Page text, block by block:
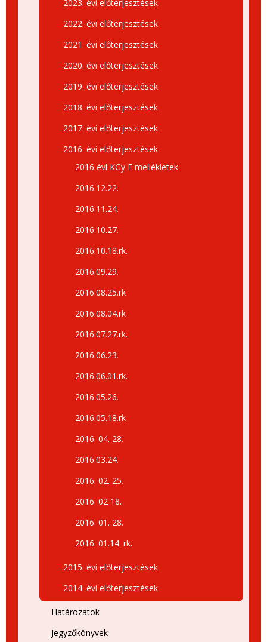
2023. évi előterjesztések
2022. évi előterjesztések
2021. évi előterjesztések
2020. évi előterjesztések
2019. évi előterjesztések
2018. évi előterjesztések
2017. évi előterjesztések
2016. évi előterjesztések
2016 évi KGy E mellékletek
2016.12.22.
2016.11.24.
2016.10.27.
2016.10.18.rk.
2016.09.29.
2016.08.25.rk
2016.08.04.rk
2016.07.27.rk.
2016.06.23.
2016.06.01.rk.
2016.05.26.
2016.05.18.rk
2016. 04. 28.
2016.03.24.
2016. 02. 25.
2016. 02 18.
2016. 01. 28.
2016. 01.14. rk.
2015. évi előterjesztések
2014. évi előterjesztések
Határozatok
Jegyzőkönyvek